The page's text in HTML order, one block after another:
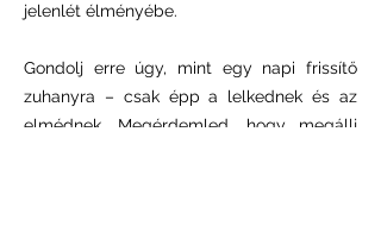
jelenlét élményébe.
Gondolj erre úgy, mint egy napi frissítő
zuhanyra – csak épp a lelkednek és az
elmédnek. Megérdemled, hogy megállj